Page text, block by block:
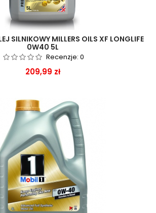
SILNIKOWY MILLERS OILS XF LONGLIFE
0W40 5L
Recenzje: 0
Cena
209,99 zł